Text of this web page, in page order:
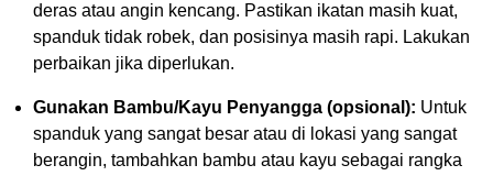
deras atau angin kencang. Pastikan ikatan masih kuat,
spanduk tidak robek, dan posisinya masih rapi. Lakukan
perbaikan jika diperlukan.
Gunakan Bambu/Kayu Penyangga (opsional): Untuk
spanduk yang sangat besar atau di lokasi yang sangat
berangin, tambahkan bambu atau kayu sebagai rangka